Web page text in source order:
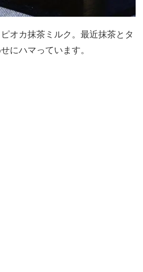
オカ抹茶ミルク。最近抹茶とタ
にハマっています。